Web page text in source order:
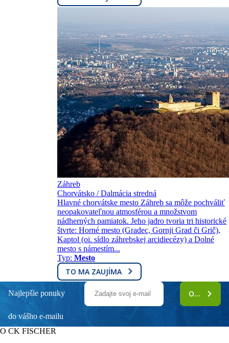
Záhreb
Chorvátsko / Dalmácia stredná
Hlavné chorvátske mesto Záhreb sa môže pochváliť
neopakovateľnou atmosférou a množstvom
nádherných pamiatok. Jeho jadro tvoria tri historické
štvrte: Horné mesto (Gradec, Gornji Grad či Grič),
Kaptol (oi. sídlo záhrebskej arcidiecézy) a Dolné
mesto s námestím...
Typ: Mesto
TO MA ZAUJÍMA
Najlepšie ponuky
do vášho e-mailu
ODOBERAŤ
O CK FISCHER